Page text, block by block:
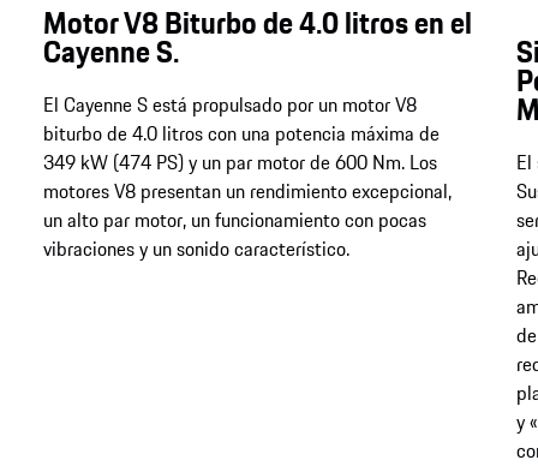
Motor V8 Biturbo de 4.0 litros en el
Cayenne S.
El Cayenne S está propulsado por un motor V8
biturbo de 4.0 litros con una potencia máxima de
349 kW (474 PS) y un par motor de 600 Nm​​​​​​​. Los
motores V8 presentan un rendimiento excepcional,
un alto par motor, un funcionamiento con pocas
vibraciones y un sonido característico.
y